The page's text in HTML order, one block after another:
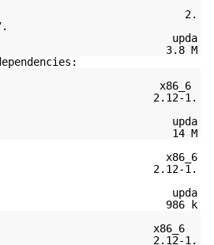
2.
3.8 M
1.
14 M
1.
986 k
1.